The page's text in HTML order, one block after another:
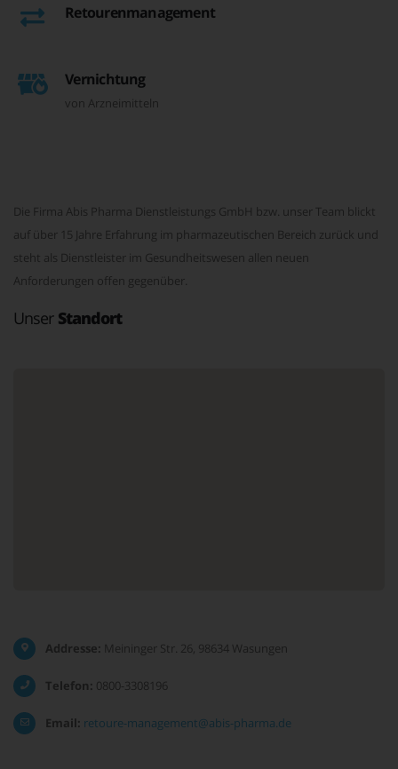
Retourenmanagement
Vernichtung
von Arzneimitteln
Die Firma Abis Pharma Dienstleistungs GmbH bzw. unser Team blickt
auf über 15 Jahre Erfahrung im pharmazeutischen Bereich zurück und
steht als Dienstleister im Gesundheitswesen allen neuen
Anforderungen offen gegenüber.
Unser Standort
Addresse: Meininger Str. 26, 98634 Wasungen
Telefon: 0800-3308196
Email: retoure-management@abis-pharma.de